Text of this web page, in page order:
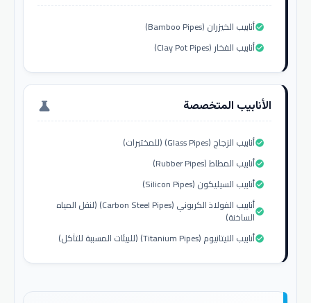
أنابيب الخيزران (Bamboo Pipes)check_circle
أنابيب الفخار (Clay Pot Pipes)check_circle
الأنابيب المتخصصة science
أنابيب الزجاج (Glass Pipes) (للمختبرات)check_circle
أنابيب المطاط (Rubber Pipes)check_circle
أنابيب السيليكون (Silicon Pipes)check_circle
أنابيب الفولاذ الكربوني (Carbon Steel Pipes) (لنقل المياه
الساخنة)check_circle
أنابيب التيتانيوم (Titanium Pipes) (للبيئات المسببة للتآكل)check_circle